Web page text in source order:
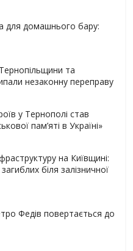
для домашнього бару:
та
незаконну переправу
у Тернополі став
пам’яті в Україні»
на Київщині:
біля залізничної
Федів повертається до